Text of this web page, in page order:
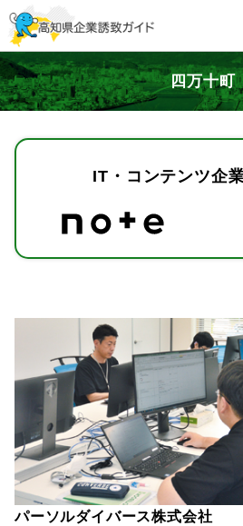
四万十町
IT・コンテンツ企
パーソルダイバース株式会社